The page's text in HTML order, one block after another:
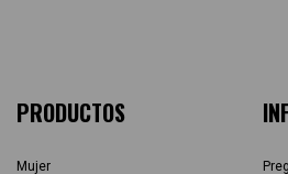
PRODUCTOS
Mujer